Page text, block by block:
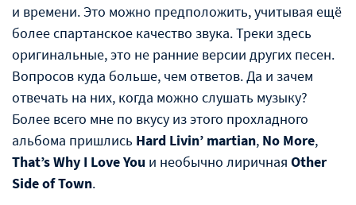
и времени. Это можно предположить, учитывая ещё
более спартанское качество звука. Треки здесь
оригинальные, это не ранние версии других песен.
Вопросов куда больше, чем ответов. Да и зачем
отвечать на них, когда можно слушать музыку?
Более всего мне по вкусу из этого прохладного
альбома пришлись Hard Livin’ martian, No More,
That’s Why I Love You и необычно лиричная Other
Side of Town.